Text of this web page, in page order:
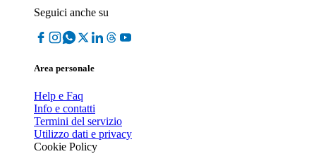
Seguici anche su
Area personale
Help e Faq
Info e contatti
Termini del servizio
Utilizzo dati e privacy
Cookie Policy